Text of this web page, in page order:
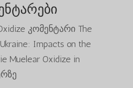
კომენტარი The
Impacts on the
Muelear Oxidize in